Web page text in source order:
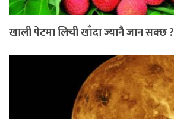
खाली पेटमा लिची खाँदा ज्यानै जान सक्छ ?